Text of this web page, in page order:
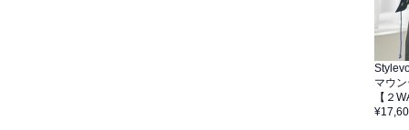
マウ
【２